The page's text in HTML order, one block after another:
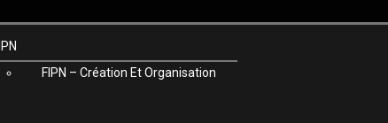
FIPN – Création Et Organisation